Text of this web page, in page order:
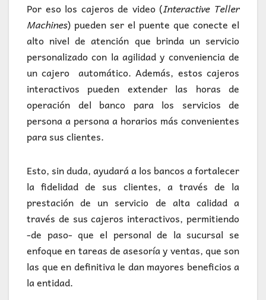
Por eso los cajeros de video (Interactive Teller
Machines) pueden ser el puente que conecte el
alto nivel de atención que brinda un servicio
personalizado con la agilidad y conveniencia de
un cajero automático. Además, estos cajeros
interactivos pueden extender las horas de
operación del banco para los servicios de
persona a persona a horarios más convenientes
para sus clientes.
Esto, sin duda, ayudará a los bancos a fortalecer
la fidelidad de sus clientes, a través de la
prestación de un servicio de alta calidad a
través de sus cajeros interactivos, permitiendo
-de paso- que el personal de la sucursal se
enfoque en tareas de asesoría y ventas, que son
las que en definitiva le dan mayores beneficios a
la entidad.